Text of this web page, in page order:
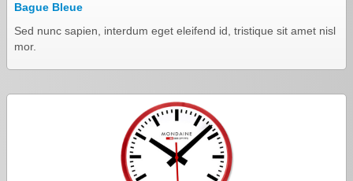
Bague Bleue
Sed nunc sapien, interdum eget eleifend id, tristique sit amet nisl
mor.